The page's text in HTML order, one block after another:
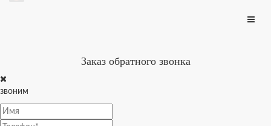
Заказ обратного звонка
звоним